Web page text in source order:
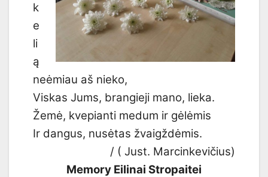
k
e
li
ą
neėmiau aš nieko,
Viskas Jums, brangieji mano, lieka.
Žemė, kvepianti medum ir gėlėmis
Ir dangus, nusėtas žvaigždėmis.
/ ( Just. Marcinkevičius)
Memory Eilinai Stropaitei